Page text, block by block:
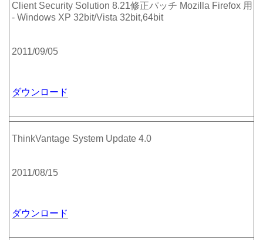
Client Security Solution 8.21修正パッチ Mozilla Firefox 用
- Windows XP 32bit/Vista 32bit,64bit
2011/09/05
ダウンロード
ThinkVantage System Update 4.0
2011/08/15
ダウンロード